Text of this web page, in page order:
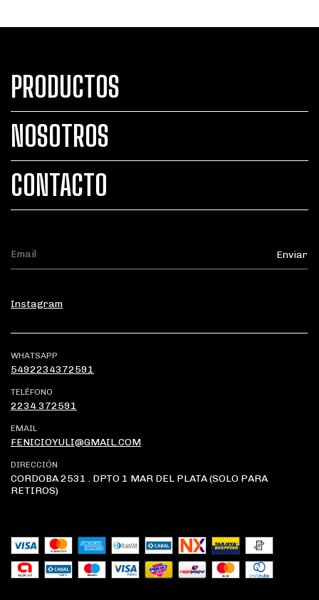
PRODUCTOS
NOSOTROS
CONTACTO
Instagram
WHATSAPP
5492234372591
TELÉFONO
2234 372591
EMAIL
FENICIOYULI@GMAIL.COM
DIRECCIÓN
CORDOBA 2531 . DPTO 1 MAR DEL PLATA (SOLO PARA
RETIROS)